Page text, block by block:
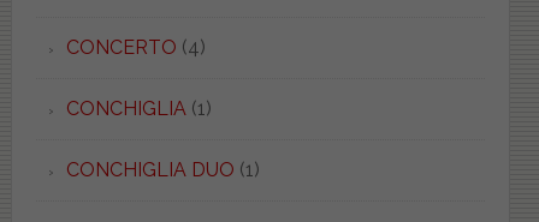
CONCERTO (4)
CONCHIGLIA (1)
CONCHIGLIA DUO (1)